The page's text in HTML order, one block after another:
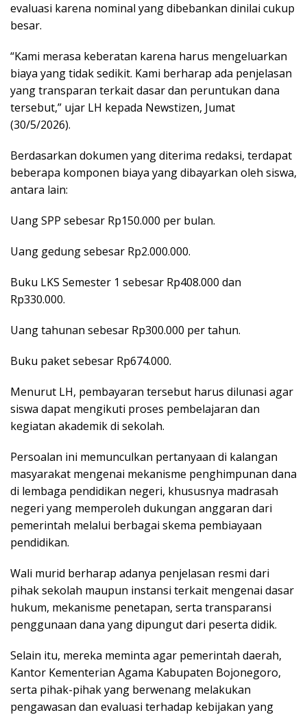
evaluasi karena nominal yang dibebankan dinilai cukup
besar.
“Kami merasa keberatan karena harus mengeluarkan
biaya yang tidak sedikit. Kami berharap ada penjelasan
yang transparan terkait dasar dan peruntukan dana
tersebut,” ujar LH kepada Newstizen, Jumat
(30/5/2026).
Berdasarkan dokumen yang diterima redaksi, terdapat
beberapa komponen biaya yang dibayarkan oleh siswa,
antara lain:
Uang SPP sebesar Rp150.000 per bulan.
Uang gedung sebesar Rp2.000.000.
Buku LKS Semester 1 sebesar Rp408.000 dan
Rp330.000.
Uang tahunan sebesar Rp300.000 per tahun.
Buku paket sebesar Rp674.000.
Menurut LH, pembayaran tersebut harus dilunasi agar
siswa dapat mengikuti proses pembelajaran dan
kegiatan akademik di sekolah.
Persoalan ini memunculkan pertanyaan di kalangan
masyarakat mengenai mekanisme penghimpunan dana
di lembaga pendidikan negeri, khususnya madrasah
negeri yang memperoleh dukungan anggaran dari
pemerintah melalui berbagai skema pembiayaan
pendidikan.
Wali murid berharap adanya penjelasan resmi dari
pihak sekolah maupun instansi terkait mengenai dasar
hukum, mekanisme penetapan, serta transparansi
penggunaan dana yang dipungut dari peserta didik.
Selain itu, mereka meminta agar pemerintah daerah,
Kantor Kementerian Agama Kabupaten Bojonegoro,
serta pihak-pihak yang berwenang melakukan
pengawasan dan evaluasi terhadap kebijakan yang